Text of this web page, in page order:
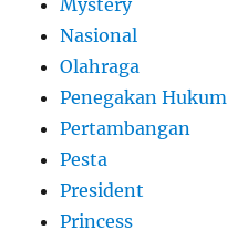
Nasional
Olahraga
Penegakan Hukum
Pertambangan
Pesta
President
Princess